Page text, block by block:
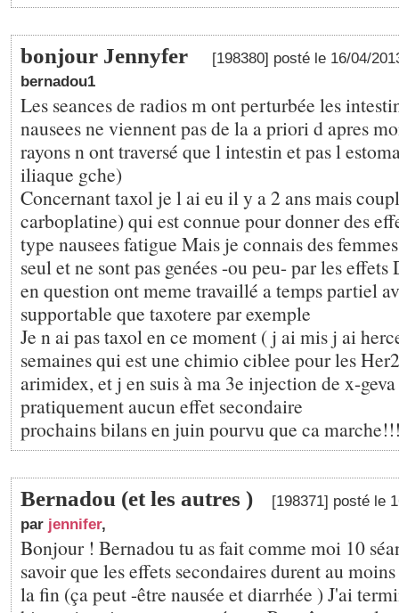
bonjour Jennyfer
[198380] posté le 16/04/
bernadou1
Les seances de radios m ont perturbée les
nausees ne viennent pas de la a priori d apres
rayons n ont traversé que l intestin et pas l
iliaque gche)
Concernant taxol je l ai eu il y a 2 ans mais
carboplatine) qui est connue pour donner des
type nausees fatigue Mais je connais des
seul et ne sont pas genées -ou peu- par les effets
en question ont meme travaillé a temps partiel
supportable que taxotere par exemple
Je n ai pas taxol en ce moment ( j ai mis j ai
semaines qui est une chimio ciblee pour les
arimidex, et j en suis à ma 3e injection de x-
pratiquement aucun effet secondaire
prochains bilans en juin pourvu que ca
Bernadou (et les autres )
[198371] posté le
par jennifer,
Bonjour ! Bernadou tu as fait comme moi 10
savoir que les effets secondaires durent au
la fin (ça peut -être nausée et diarrhée ) J'ai